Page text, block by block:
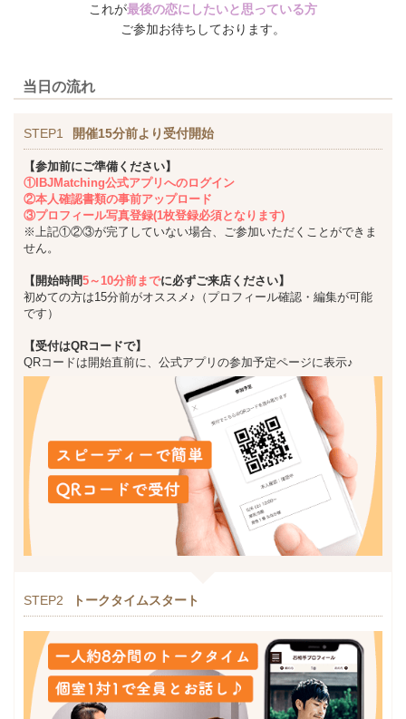
これが最後の恋にしたいと思っている方
ご参加お待ちしております。
当日の流れ
STEP1 開催15分前より受付開始
【参加前にご準備ください】
①IBJMatching公式アプリへのログイン
②本人確認書類の事前アップロード
③プロフィール写真登録(1枚登録必須となります)
※上記①②③が完了していない場合、ご参加いただくことができま
せん。
【開始時間5～10分前までに必ずご来店ください】
初めての方は15分前がオススメ♪（プロフィール確認・編集が可能
です）
【受付はQRコードで】
QRコードは開始直前に、公式アプリの参加予定ページに表示♪
STEP2 トークタイムスタート